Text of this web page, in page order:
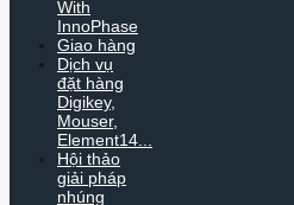
With
InnoPhase
Giao hàng
Dịch vụ
đặt hàng
Digikey,
Mouser,
Element14...
Hội thảo
giải pháp
nhúng